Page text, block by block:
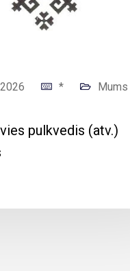
*
Mums
pulkvedis (atv.)